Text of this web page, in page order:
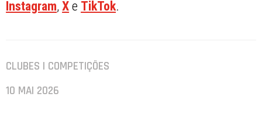
Instagram,X e TikTok.
CLUBES | COMPETIÇÕES
10 MAI 2026